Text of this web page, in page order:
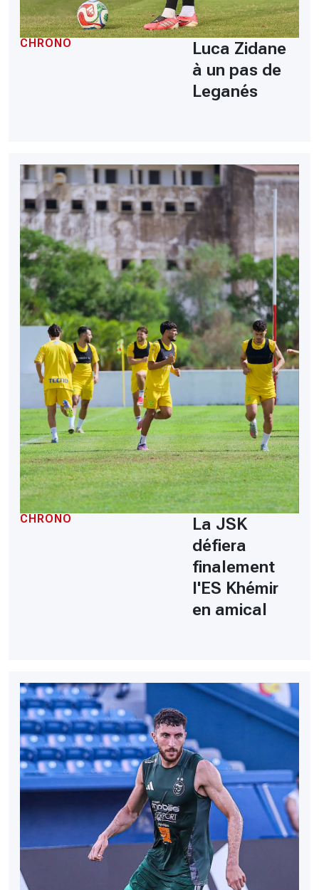
CHRONO
Luca Zidane
à un pas de
Leganés
CHRONO
La JSK
défiera
finalement
l'ES Khémir
en amical